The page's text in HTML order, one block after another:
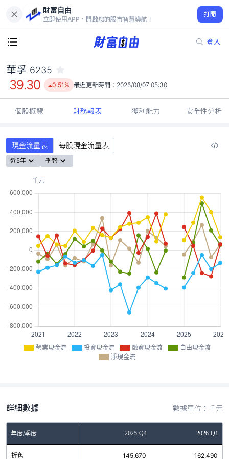
財富自由
立即使用APP，開啟您的股市智慧導航！
打開
登入
39.30
0.51%
華孚 6235
39.30 0.51% 最近更新時間： 2026/08/07 05:30
個股概覽 財務報表 獲利能力 安全性分析
現金流量表 每股現金流量表
近5年 季報
營業現金流 投資現金流 融資現金流
自由現金流
淨現金流
詳細數據 數據單位：千元
年度/季度 2025-Q4 2026-Q1
折舊 145,670 162,490